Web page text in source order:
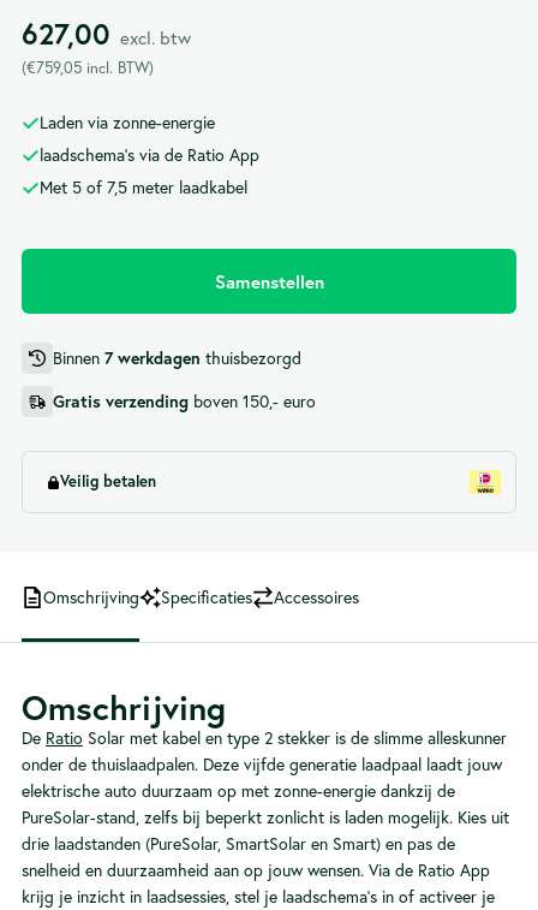
627,00 excl. btw
(€759,05 incl. BTW)
Laden via zonne-energie
laadschema’s via de Ratio App
Met 5 of 7,5 meter laadkabel
Samenstellen
Binnen 7 werkdagen thuisbezorgd
Gratis verzending boven 150,- euro
Veilig betalen
Omschrijving Specificaties Accessoires
Omschrijving
De Ratio Solar met kabel en type 2 stekker is de slimme alleskunner
onder de thuislaadpalen. Deze vijfde generatie laadpaal laadt jouw
elektrische auto duurzaam op met zonne-energie dankzij de
PureSolar-stand, zelfs bij beperkt zonlicht is laden mogelijk. Kies uit
drie laadstanden (PureSolar, SmartSolar en Smart) en pas de
snelheid en duurzaamheid aan op jouw wensen. Via de Ratio App
krijg je inzicht in laadsessies, stel je laadschema’s in of activeer je